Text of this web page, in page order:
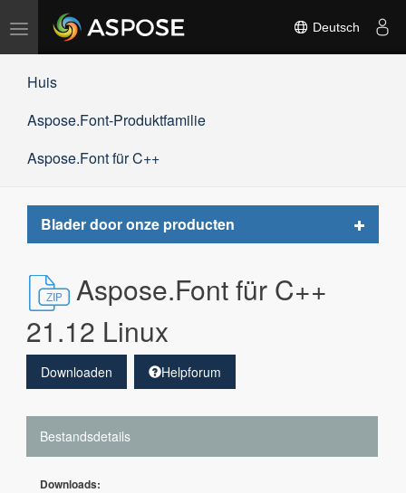
Navigation
umschalten
Deutsch
Huis
Aspose.Font-Produktfamilie
Aspose.Font für C++
Blader door onze producten
Toggle
Aspose.Font für C++
21.12 Linux
Downloaden Helpforum
Bestandsdetails
Downloads: